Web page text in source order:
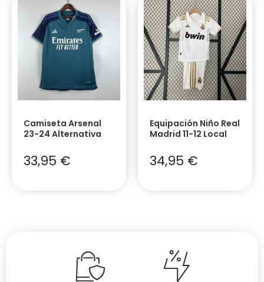
Camiseta Arsenal
23-24 Alternativa
33,95 €
Equipación Niño Real
Madrid 11-12 Local
34,95 €